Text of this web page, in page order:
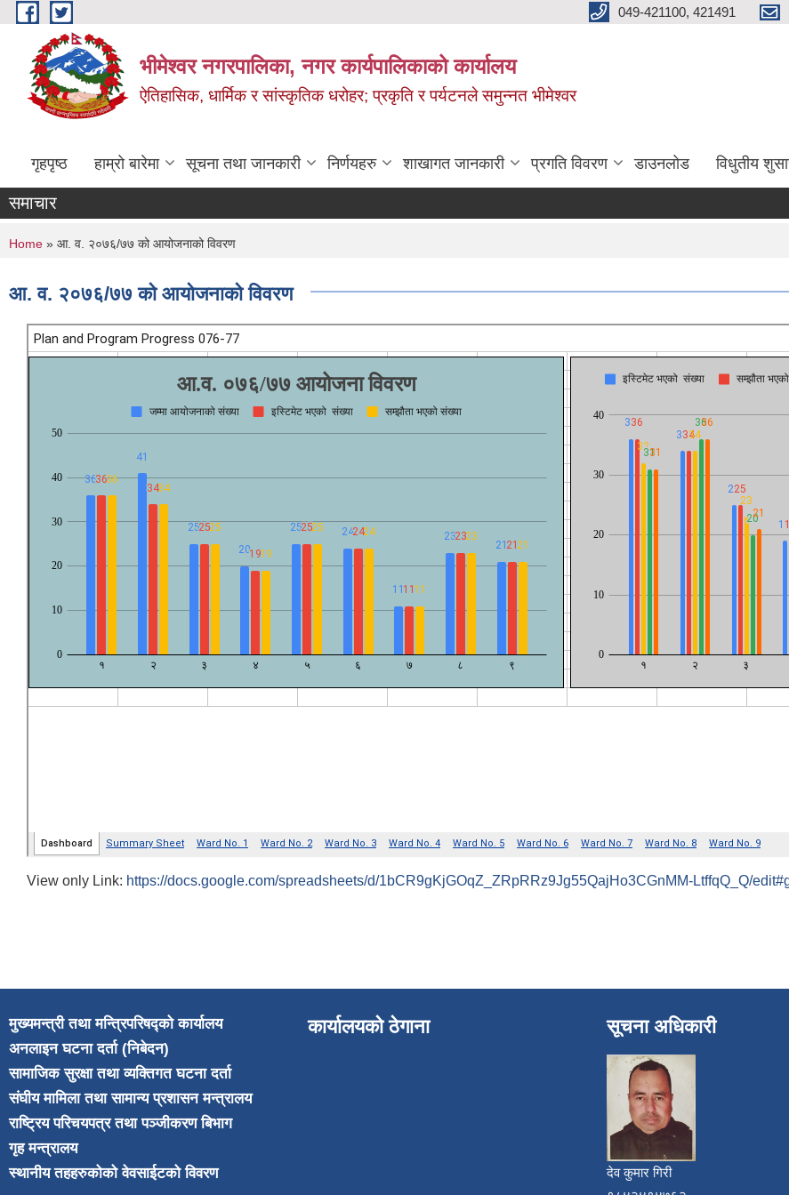
Skip to main content 049-421100, 421491
भीमेश्वर नगरपालिका, नगर कार्यपालिकाको कार्यालय
ऐतिहासिक, धार्मिक र सांस्कृतिक धरोहर; प्रकृति र पर्यटनले समुन्नत भीमेश्वर
गृहपृष्ठ हाम्रो बारेमा सूचना तथा जानकारी निर्णयहरु शाखागत जानकारी प्रगति विवरण डाउनलोड विधुतीय
समाचार
You are here
Home » आ. व. २०७६/७७ को आयोजनाको विवरण
आ. व. २०७६/७७ को आयोजनाको विवरण
View only Link: https://docs.google.com/spreadsheets/d/1bCR9gKjGOqZ_ZRpRRz9Jg55QajHo3CGnMM-LtffqQ_Q/
मुख्यमन्त्री तथा मन्त्रिपरिषद्को कार्यालय
अनलाइन घटना दर्ता (निबेदन)
सामाजिक सुरक्षा तथा व्यक्तिगत घटना दर्ता
संघीय मामिला तथा सामान्य प्रशासन मन्त्रालय
राष्ट्रिय परिचयपत्र तथा पञ्जीकरण बिभाग
गृह मन्त्रालय
स्थानीय तहहरुकोको वेवसाईटको विवरण
कार्यालयको ठेगाना सूचना अधिकारी
देव कुमार गिरी